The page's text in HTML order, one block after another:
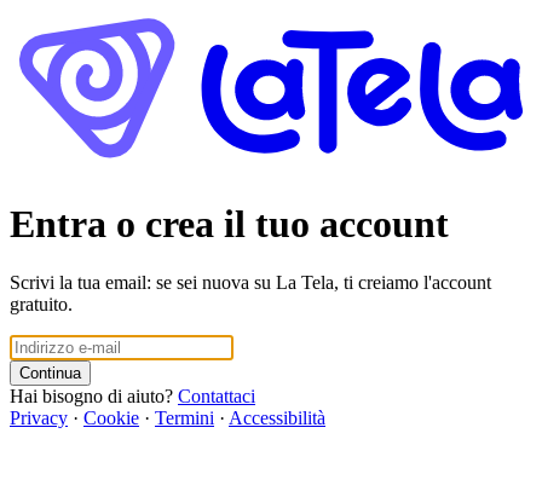
Entra o crea il tuo account
Scrivi la tua email: se sei nuova su La Tela, ti creiamo l'account
gratuito.
Continua
Hai bisogno di aiuto? Contattaci
Privacy · Cookie · Termini · Accessibilità